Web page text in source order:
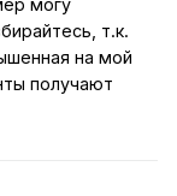
могу
т.к.
на мой
получают